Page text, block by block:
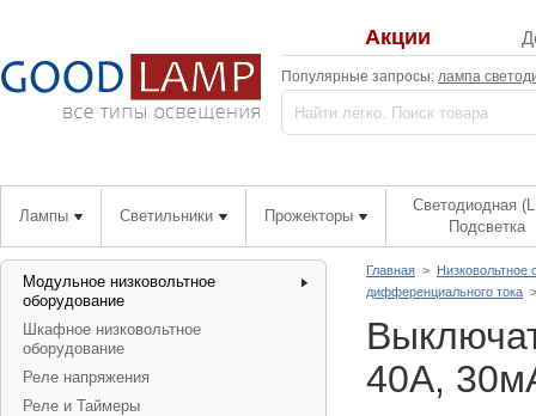
Акции
Популярные запросы: лампа
Лампы Светильники Прожекторы
Светодиодная
Подсветка
Главная > Низковольтное
дифференциального тока
40А,
Модульное низковольтное
оборудование
Шкафное низковольтное
оборудование
Реле напряжения
Реле и Таймеры